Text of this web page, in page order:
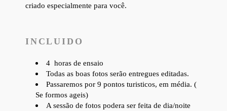
criado especialmente para você.
INCLUIDO
4 horas de ensaio
Todas as boas fotos serão entregues editadas.
Passaremos por 9 pontos turisticos, em média. (
Se formos ageis)
A sessão de fotos podera ser feita de dia/noite